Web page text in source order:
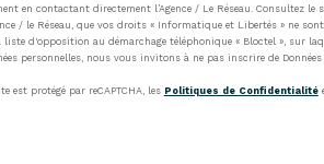
en contactant directement l’Agence / Le Réseau. Consultez le
/ le Réseau, que vos droits « Informatique et Libertés » ne
liste d'opposition au démarchage téléphonique « Bloctel », sur
personnelles, nous vous invitons à ne pas inscrire de
est protégé par reCAPTCHA, les Politiques de Confidentialité